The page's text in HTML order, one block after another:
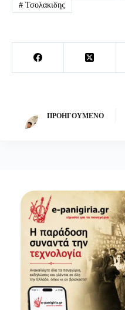
#Τσολακιδης
ΠΡΟΗΓΟΎΜΕΝΟ